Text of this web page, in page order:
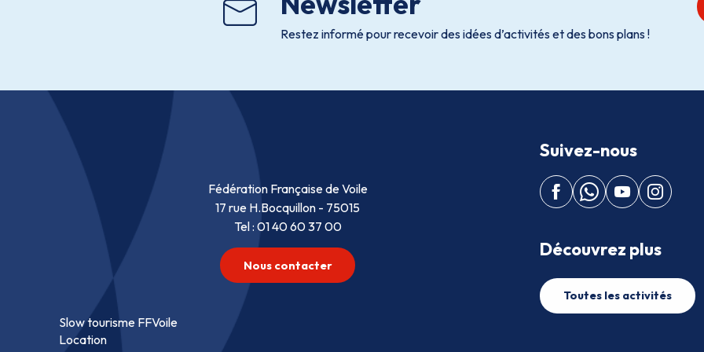
Restez informé pour recevoir des idées d’activités et des bons plans !
Fédération Française de Voile
17 rue H.Bocquillon - 75015
Tel : 01 40 60 37 00
Nous contacter
Suivez-nous
Découvrez plus
Toutes les activités
Slow tourisme FFVoile
Location